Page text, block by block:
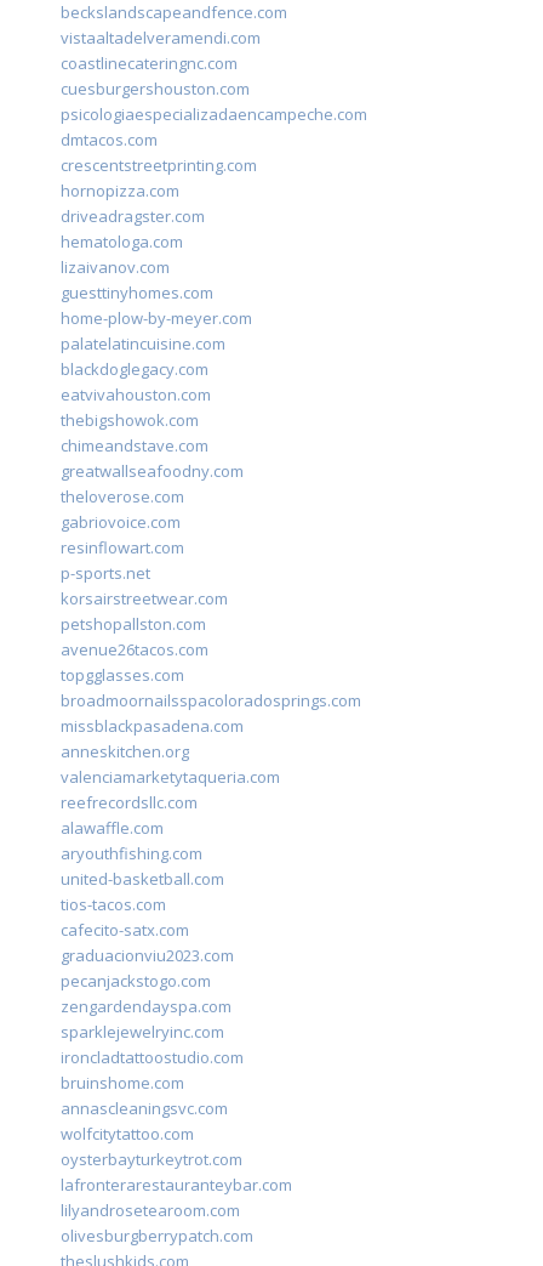
beckslandscapeandfence.com
vistaaltadelveramendi.com
coastlinecateringnc.com
cuesburgershouston.com
psicologiaespecializadaencampeche.com
dmtacos.com
crescentstreetprinting.com
hornopizza.com
driveadragster.com
hematologa.com
lizaivanov.com
guesttinyhomes.com
home-plow-by-meyer.com
palatelatincuisine.com
blackdoglegacy.com
eatvivahouston.com
thebigshowok.com
chimeandstave.com
greatwallseafoodny.com
theloverose.com
gabriovoice.com
resinflowart.com
p-sports.net
korsairstreetwear.com
petshopallston.com
avenue26tacos.com
topgglasses.com
broadmoornailsspacoloradosprings.com
missblackpasadena.com
anneskitchen.org
valenciamarketytaqueria.com
reefrecordsllc.com
alawaffle.com
aryouthfishing.com
united-basketball.com
tios-tacos.com
cafecito-satx.com
graduacionviu2023.com
pecanjackstogo.com
zengardendayspa.com
sparklejewelryinc.com
ironcladtattoostudio.com
bruinshome.com
annascleaningsvc.com
wolfcitytattoo.com
oysterbayturkeytrot.com
lafronterarestauranteybar.com
lilyandrosetearoom.com
olivesburgberrypatch.com
theslushkids.com